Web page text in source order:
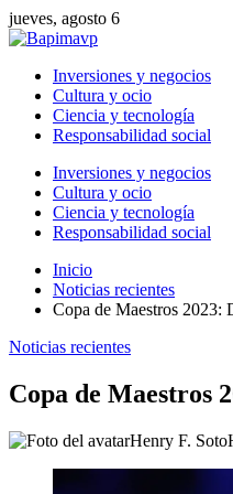
jueves, agosto 6
Inversiones y negocios
Cultura y ocio
Ciencia y tecnología
Responsabilidad social
Inversiones y negocios
Cultura y ocio
Ciencia y tecnología
Responsabilidad social
Inicio
Noticias recientes
Copa de Maestros 2023:
Noticias recientes
Copa de Maestros
Henry F. Soto